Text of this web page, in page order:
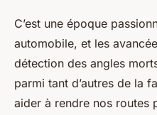
C’est une époque
automobile, et les
détection des angles
parmi tant d’autres de la
aider à rendre nos routes